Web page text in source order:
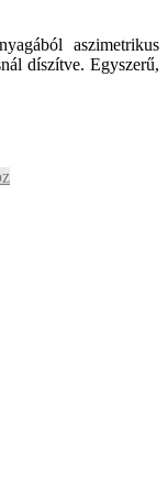
aszimetrikus
díszítve. Egyszerű,